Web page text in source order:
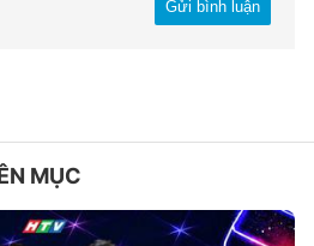
Gửi bình luận
MỤC